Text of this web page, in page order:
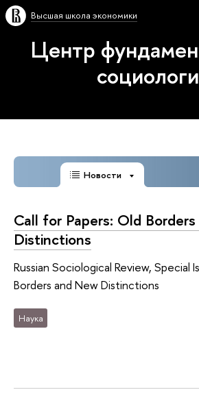
Высшая школа экономики
Центр
Новости
Call for Papers: Old
Distinctions
Russian Sociological Review, Special
Borders and New Distinctions
Наука